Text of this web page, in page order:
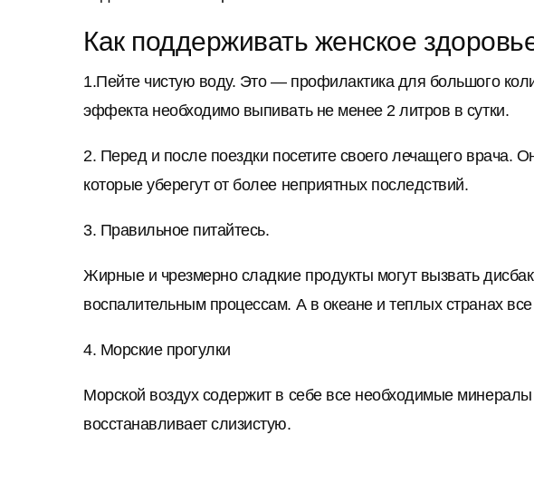
Как поддерживать женское
1.Пейте чистую воду. Это — профилактика для большого
эффекта необходимо выпивать не менее 2 литров в сутки.
2. Перед и после поездки посетите своего лечащего врача.
которые уберегут от более неприятных последствий.
3. Правильное питайтесь.
Жирные и чрезмерно сладкие продукты могут вызвать
воспалительным процессам. А в океане и теплых странах все
4. Морские прогулки
Морской воздух содержит в себе все необходимые
восстанавливает слизистую.